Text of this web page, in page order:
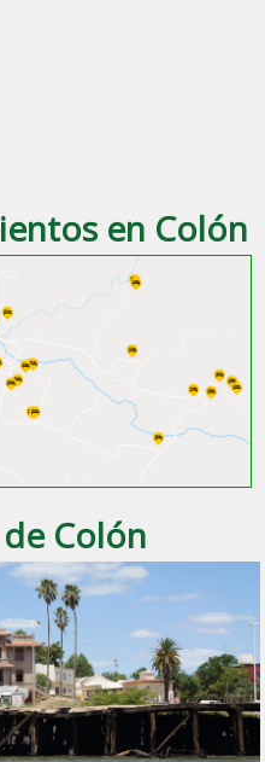
en Colón
Colón